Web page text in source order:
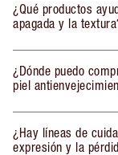
¿Qué productos
apagada y la
¿Dónde puedo
piel
¿Hay líneas de
expresión y la